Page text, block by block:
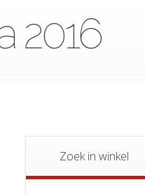
2016
Zoek in winkel